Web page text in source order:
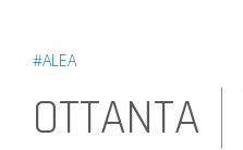
#ALEA
OTTANTA